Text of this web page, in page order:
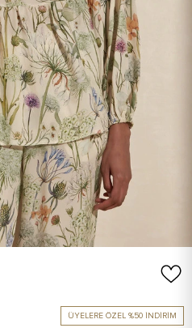
ÜYELERE ÖZEL %50 İNDİRİM